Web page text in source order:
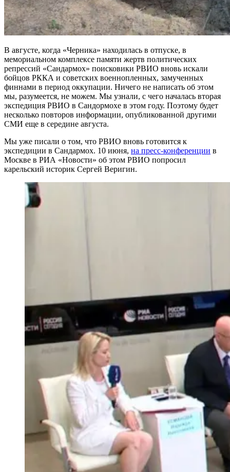
В августе, когда «Черника» находилась в отпуске, в
мемориальном комплексе памяти жертв политических
репрессий «Сандармох» поисковики РВИО вновь искали
бойцов РККА и советских военнопленных, замученных
финнами в период оккупации. Ничего не написать об этом
мы, разумеется, не можем. Мы узнали, с чего началась вторая
экспедиция РВИО в Сандормохе в этом году. Поэтому будет
несколько повторов информации, опубликованной другими
СМИ еще в середине августа.
Мы уже писали о том, что РВИО вновь готовится к
экспедиции в Сандармох. 10 июня, на пресс-конференции в
Москве в РИА «Новости» об этом РВИО попросил
карельский историк Сергей Веригин.